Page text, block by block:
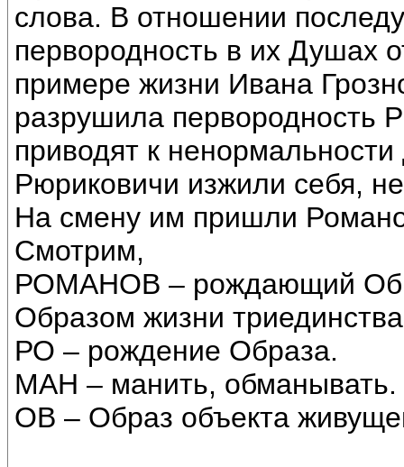
слова. В отношении
первородность в их Душах
примере жизни Ивана
разрушила первородность
приводят к
Рюриковичи изжили себя,
На смену им пришли
Смотрим,
РОМАНОВ – рождающий
Образом жизни
РО – рождение Образа.
МАН – манить, обманывать.
ОВ – Образ объекта